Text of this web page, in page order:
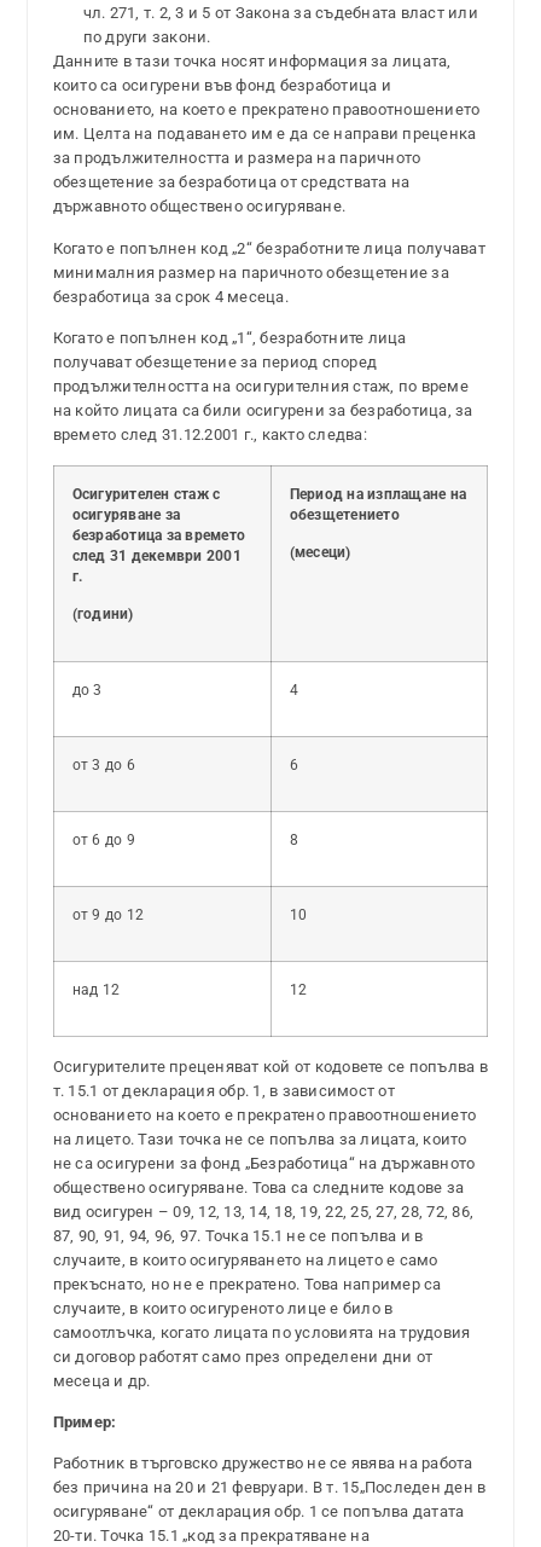
чл. 271, т. 2, 3 и 5 от Закона за съдебната власт или
по други закони.
Данните в тази точка носят информация за лицата,
които са осигурени във фонд безработица и
основанието, на което е прекратено правоотношението
им. Целта на подаването им е да се направи преценка
за продължителността и размера на паричното
обезщетение за безработица от средствата на
държавното обществено осигуряване.
Когато е попълнен код „2“ безработните лица получават
минималния размер на паричното обезщетение за
безработица за срок 4 месеца.
Когато е попълнен код „1“, безработните лица
получават обезщетение за период според
продължителността на осигурителния стаж, по време
на който лицата са били осигурени за безработица, за
времето след 31.12.2001 г., както следва:
Осигурителен стаж с
осигуряване за
безработица за времето
след 31 декември 2001
г.
(години)
Период на изплащане на
обезщетението
(месеци)
до 3 4
от 3 до 6 6
от 6 до 9 8
от 9 до 12 10
над 12 12
Осигурителите преценяват кой от кодовете се попълва в
т. 15.1 от декларация обр. 1, в зависимост от
основанието на което е прекратено правоотношението
на лицето. Тази точка не се попълва за лицата, които
не са осигурени за фонд „Безработица“ на държавното
обществено осигуряване. Това са следните кодове за
вид осигурен – 09, 12, 13, 14, 18, 19, 22, 25, 27, 28, 72, 86,
87, 90, 91, 94, 96, 97. Точка 15.1 не се попълва и в
случаите, в които осигуряването на лицето е само
прекъснато, но не е прекратено. Това например са
случаите, в които осигуреното лице е било в
самоотлъчка, когато лицата по условията на трудовия
си договор работят само през определени дни от
месеца и др.
Пример:
Работник в търговско дружество не се явява на работа
без причина на 20 и 21 февруари. В т. 15„Последен ден в
осигуряване“ от декларация обр. 1 се попълва датата
20-ти. Точка 15.1 „код за прекратяване на